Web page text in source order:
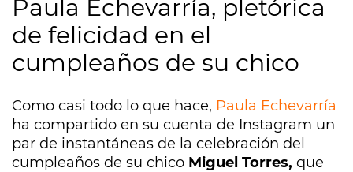
Paula Echevarría, pletórica
de felicidad en el
cumpleaños de su chico
Como casi todo lo que hace, Paula Echevarría
ha compartido en su cuenta de Instagram un
par de instantáneas de la celebración del
cumpleaños de su chico Miguel Torres, que